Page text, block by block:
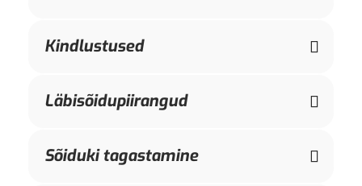
Kindlustused
Läbisõidupiirangud
Sõiduki tagastamine